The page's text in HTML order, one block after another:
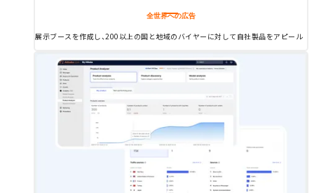
全世界への広告
展示ブースを作成し、200以上の国と地域のバイヤーに対して自社製品をアピール